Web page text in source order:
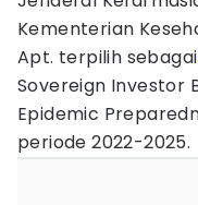
Kementerian
Apt. terpilih sebagai
Sovereign Investor
Epidemic
periode 2022-2025.